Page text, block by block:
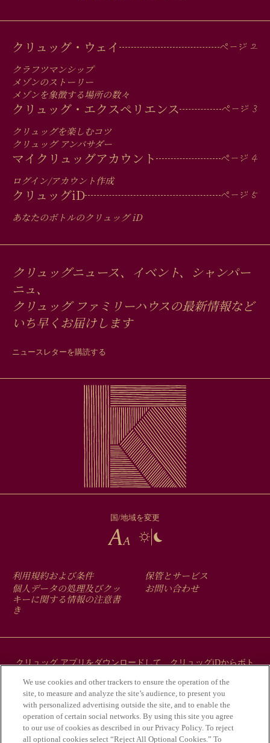
MAIN
MEN
IN
FOOTER
クリュッグ・ウェイ
クラフツマンシップ
メゾンのストーリー
メゾンを象徴する場所の数々
クリュッグ・エクスペリエンス
クリュッグを楽しむコツ
クリュッグ アンバサダー
マイクリュッグアカウント
ログイン/アカウント作成
クリュッグiD
あなたのボトルのクリュッグiD
クリュッグニュース、イベント、シャンパー
ニュ、
クリュッグ ファミリーハウスの最新情報など
いち早くお届けします
ニュースレターを購読する
国/地域を変更
FOOTER
MENU
利用規約および条件
個人データの処理及びクッ
キーに関する情報の注意書
き
保管とサービス
お問い合わせ
クリュッグ アプリをダウンロードして、クリュッグiDからボト
We use cookies and other trackers to ensure the operation of the
site, to measure and analyze the site’s audience, to present you
with personalized advertising outside the site, and to enable the
operation of certain social networks. By using this site you agree
to our use of cookies as described in our Privacy Policy. To reject
all optional cookies select “Reject All Optional Cookies.” To